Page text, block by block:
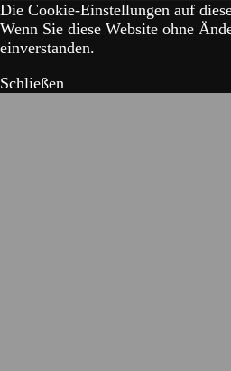
Die Cookie-Einstellungen auf
Wenn Sie diese Website ohne
einverstanden.
Schließen